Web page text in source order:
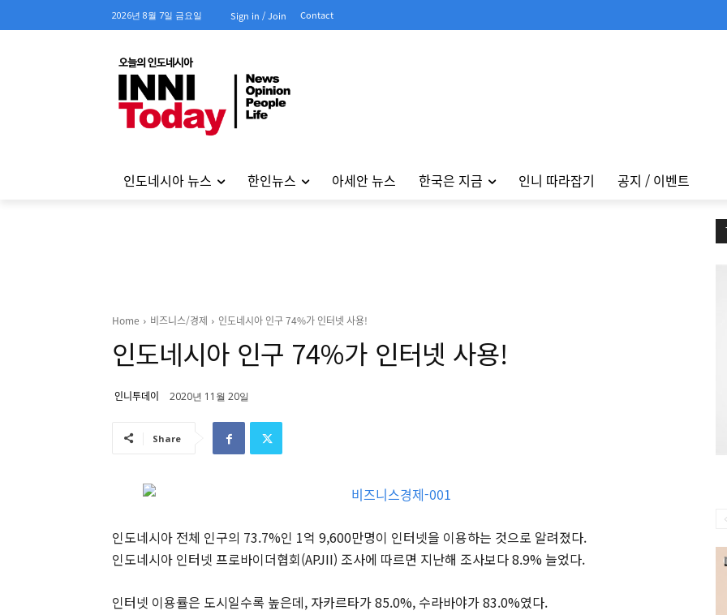
2026년 8월 7일 금요일 Sign in / Join Contact
인도네시아 뉴스 한인뉴스 아세안 뉴스 한국은 지금 인니 따라잡기 공지 / 이벤트
Home 비즈니스/경제 인도네시아 인구 74%가 인터넷 사용!
인도네시아 인구 74%가 인터넷 사용!
인니투데이 2020년 11월 20일
Share
인도네시아 전체 인구의 73.7%인 1억 9,600만명이 인터넷을 이용하는 것으로 알려졌다.
인도네시아 인터넷 프로바이더협회(APJII) 조사에 따르면 지난해 조사보다 8.9% 늘었다.
인터넷 이용률은 도시일수록 높은데, 자카르타가 85.0%, 수라바야가 83.0%였다.